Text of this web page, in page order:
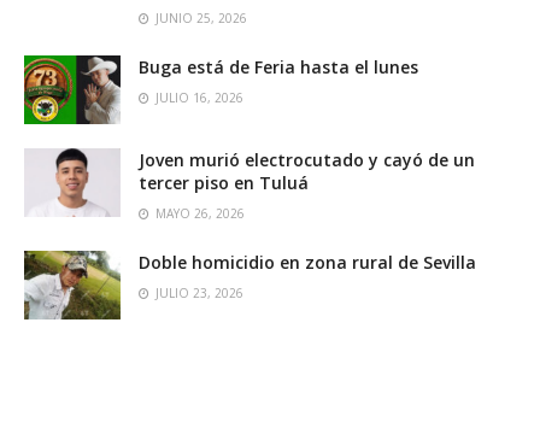
JUNIO 25, 2026
Buga está de Feria hasta el lunes
JULIO 16, 2026
Joven murió electrocutado y cayó de un
tercer piso en Tuluá
MAYO 26, 2026
Doble homicidio en zona rural de Sevilla
JULIO 23, 2026